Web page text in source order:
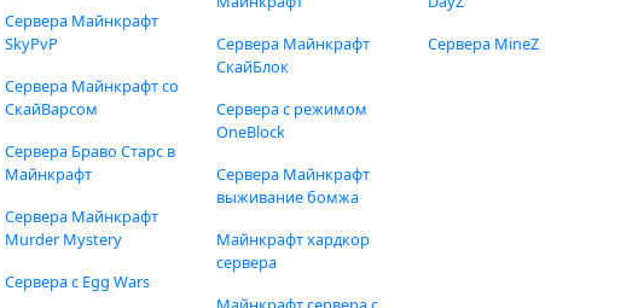
Сервера Майнкрафт
SkyPvP
Сервера Майнкрафт со
СкайВарсом
Сервера Браво Старс в
Майнкрафт
Сервера Майнкрафт
Murder Mystery
Сервера с Egg Wars
Сервера Майнкрафт
СкайБлок
Сервера с режимом
OneBlock
Сервера Майнкрафт
выживание бомжа
Майнкрафт хардкор
сервера
Сервера MineZ